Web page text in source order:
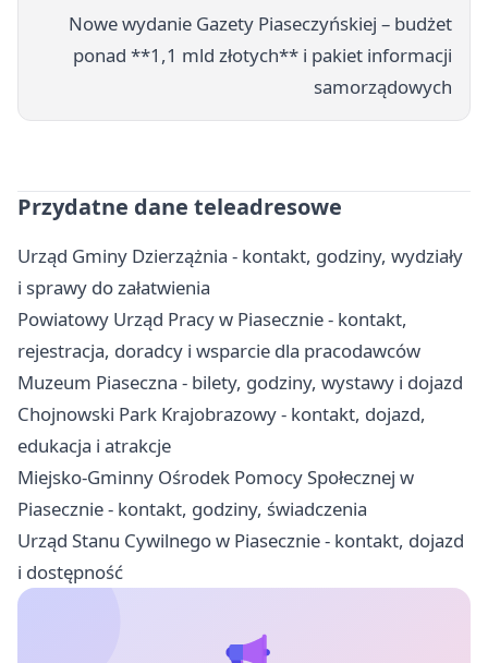
Nowe wydanie Gazety Piaseczyńskiej – budżet
ponad **1,1 mld złotych** i pakiet informacji
samorządowych
Przydatne dane teleadresowe
Urząd Gminy Dzierzążnia - kontakt, godziny, wydziały
i sprawy do załatwienia
Powiatowy Urząd Pracy w Piasecznie - kontakt,
rejestracja, doradcy i wsparcie dla pracodawców
Muzeum Piaseczna - bilety, godziny, wystawy i dojazd
Chojnowski Park Krajobrazowy - kontakt, dojazd,
edukacja i atrakcje
Miejsko-Gminny Ośrodek Pomocy Społecznej w
Piasecznie - kontakt, godziny, świadczenia
Urząd Stanu Cywilnego w Piasecznie - kontakt, dojazd
i dostępność